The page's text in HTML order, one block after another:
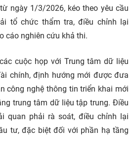
ngày 1/3/2026, kéo theo yêu cầu
tổ chức thẩm tra, điều chỉnh lại
cáo nghiên cứu khả thi.
cuộc họp với Trung tâm dữ liệu
chính, định hướng mới được đưa
công nghệ thông tin triển khai mới
trung tâm dữ liệu tập trung. Điều
quan phải rà soát, điều chỉnh lại
tư, đặc biệt đối với phần hạ tầng